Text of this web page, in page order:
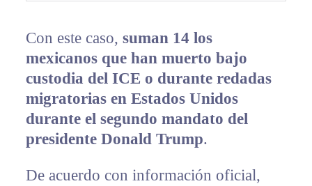
Con este caso, suman 14 los
mexicanos que han muerto bajo
custodia del ICE o durante redadas
migratorias en Estados Unidos
durante el segundo mandato del
presidente Donald Trump.
De acuerdo con información oficial,